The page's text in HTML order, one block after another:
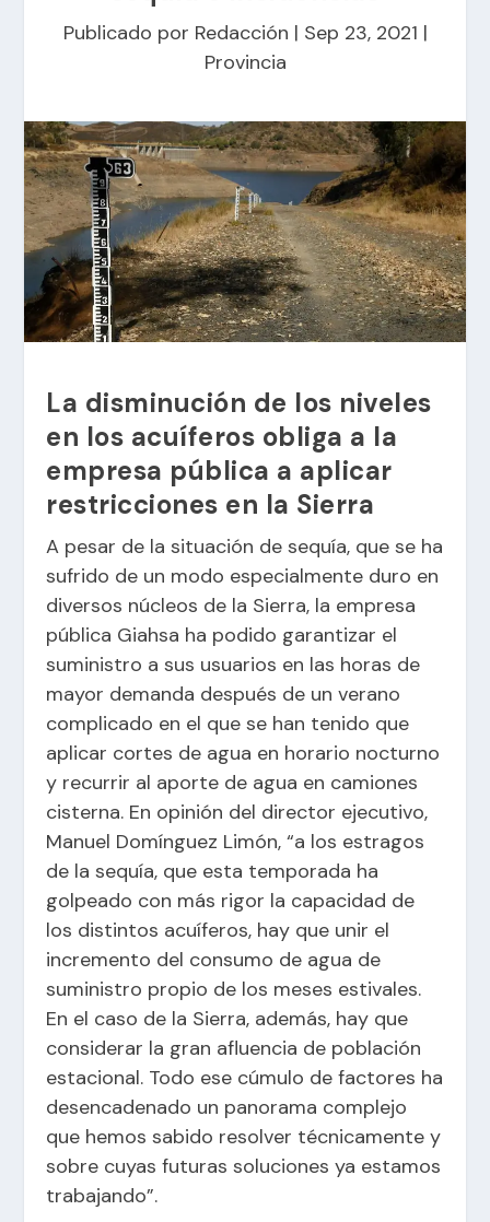
Publicado por Redacción | Sep 23, 2021 |
Provincia
La disminución de los niveles
en los acuíferos obliga a la
empresa pública a aplicar
restricciones en la Sierra
A pesar de la situación de sequía, que se ha
sufrido de un modo especialmente duro en
diversos núcleos de la Sierra, la empresa
pública Giahsa ha podido garantizar el
suministro a sus usuarios en las horas de
mayor demanda después de un verano
complicado en el que se han tenido que
aplicar cortes de agua en horario nocturno
y recurrir al aporte de agua en camiones
cisterna. En opinión del director ejecutivo,
Manuel Domínguez Limón, “a los estragos
de la sequía, que esta temporada ha
golpeado con más rigor la capacidad de
los distintos acuíferos, hay que unir el
incremento del consumo de agua de
suministro propio de los meses estivales.
En el caso de la Sierra, además, hay que
considerar la gran afluencia de población
estacional. Todo ese cúmulo de factores ha
desencadenado un panorama complejo
que hemos sabido resolver técnicamente y
sobre cuyas futuras soluciones ya estamos
trabajando”.